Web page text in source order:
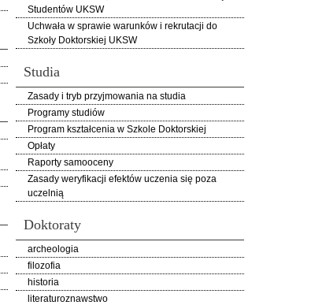
Studentów UKSW
Uchwała w sprawie warunków i rekrutacji do
Szkoły Doktorskiej UKSW
Studia
Zasady i tryb przyjmowania na studia
Programy studiów
Program kształcenia w Szkole Doktorskiej
Opłaty
Raporty samooceny
Zasady weryfikacji efektów uczenia się poza
uczelnią
Doktoraty
archeologia
filozofia
historia
literaturoznawstwo